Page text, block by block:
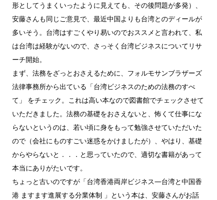
形としてうまくいったように見えても、その後問題が多発）、
安藤さんも同じご意見で、最近中国よりも台湾とのディールが
多いそう。台湾はすごくやり易いのでおススメと言われて、私
は台湾は経験がないので、さっそく台湾ビジネスについてリサ
ーチ開始。
まず、法務をざっとおさえるために、フォルモサンブラザーズ
法律事務所から出ている「台湾ビジネスのための法務のすべ
て」 をチェック。これは高い本なので図書館でチェックさせて
いただきました。法務の基礎をおさえないと、怖くて仕事にな
らないというのは、若い頃に身をもって勉強させていただいた
ので（会社にものすごい迷惑をかけましたが）、やはり、基礎
からやらないと．．．と思っていたので、適切な書籍があって
本当にありがたいです。
ちょっと古いのですが「台湾香港両岸ビジネス―台湾と中国香
港 ますます進展する分業体制 」という本は、安藤さんがお話